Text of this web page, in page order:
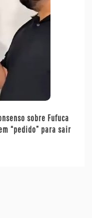
sobre Fufuca
“pedido” para sair